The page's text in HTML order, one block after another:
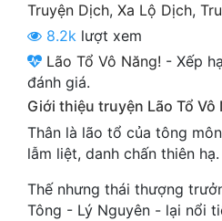
Du Hí
Dã Sử
Dị Giới
Dị Năng
Gia Đấu
Góc Nhìn Nam
Truyện Dịch, Xa Lộ Dịch,
8.2k lượt xem
Lão Tổ Vô Năng! - Xếp
đánh giá.
Giới thiệu truyện Lão Tổ Vô
Thân là lão tổ của tông
lẫm liệt, danh chấn thiên hạ.
Thế nhưng thái thượng
Tông - Lý Nguyên - lại nổi